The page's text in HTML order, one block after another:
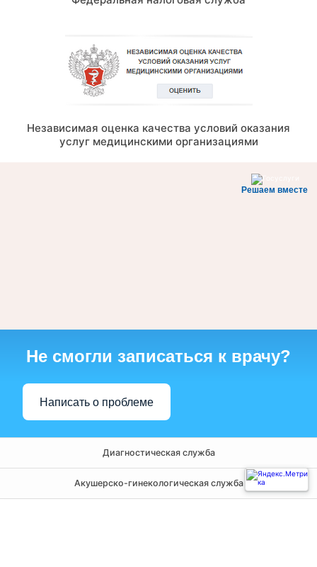
Независимая оценка качества условий оказания
услуг медицинскими организациями
Решаем вместе
Не смогли записаться к врачу?
Написать о проблеме
Диагностическая служба
Акушерско-гинекологическая служба